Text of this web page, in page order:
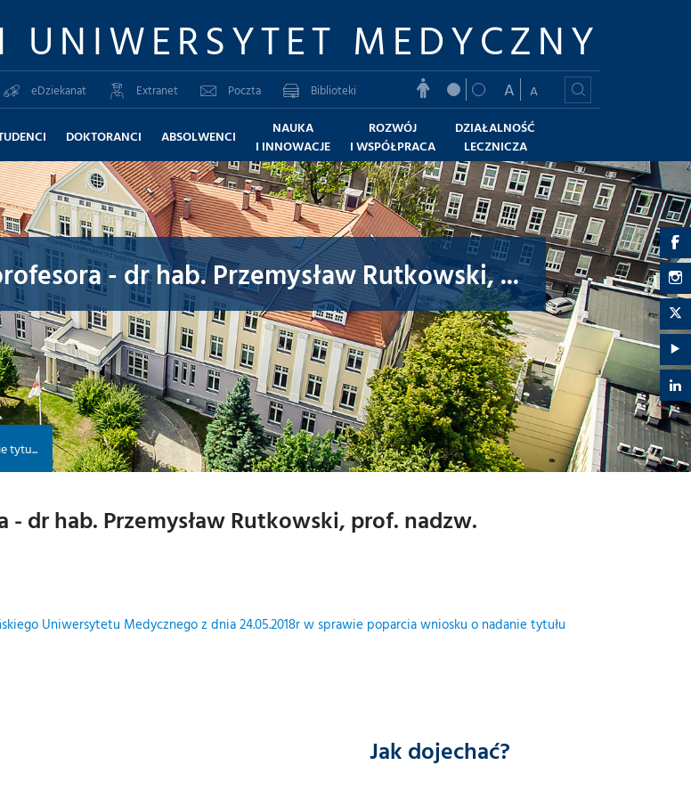
UNIWERSYTET MEDYCZNY
eDziekanat Extranet Poczta Biblioteki A
A
DOKTORANCI ABSOLWENCI
NAUKA
I INNOWACJE
ROZWÓJ
I WSPÓŁPRACA
DZIAŁALNOŚĆ
LECZNICZA
-
-
-
-
-
- dr hab. Przemysław Rutkowski, ...
tytu...
dr hab. Przemysław Rutkowski, prof. nadzw.
Uniwersytetu Medycznego z dnia 24.05.2018r w sprawie poparcia wniosku o nadanie tytułu
Jak dojechać?